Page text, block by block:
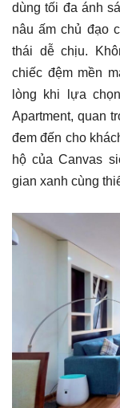
dùng tối đa ánh
nâu ấm chủ đạo
thái dễ chịu.
chiếc đệm mền
lòng khi lựa
Apartment, quan
đem đến cho
hộ của Canvas
gian xanh cùng